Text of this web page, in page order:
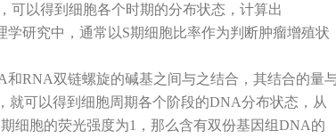
可以得到细胞各个时期的分布状态，计算出
学研究中，通常以S期细胞比率作为判断肿瘤增殖状
RNA双链螺旋的碱基之间与之结合，其结合的量
可以得到细胞周期各个阶段的DNA分布状态，从
细胞的荧光强度为1，那么含有双份基因组DNA的